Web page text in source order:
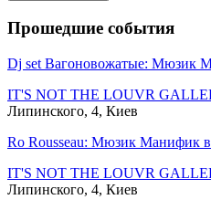
Прошедшие события
Dj set Вагоновожатые: Мюзик
IT'S NOT THE LOUVR
Липинского, 4, Киев
Ro Rousseau: Мюзик Манифик
IT'S NOT THE LOUVR
Липинского, 4, Киев